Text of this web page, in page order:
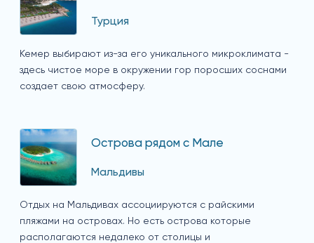
Турция
Кемер выбирают из-за его уникального микроклимата -
здесь чистое море в окружении гор поросших соснами
создает свою атмосферу.
Острова рядом с Мале
Мальдивы
Отдых на Мальдивах ассоциируются с райскими
пляжами на островах. Но есть острова которые
располагаются недалеко от столицы и